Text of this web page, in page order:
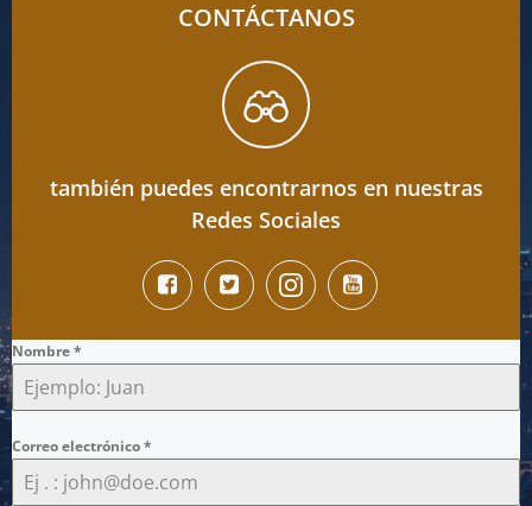
CONTÁCTANOS
también puedes encontrarnos en nuestras
Redes Sociales
Nombre*
Correo electrónico*